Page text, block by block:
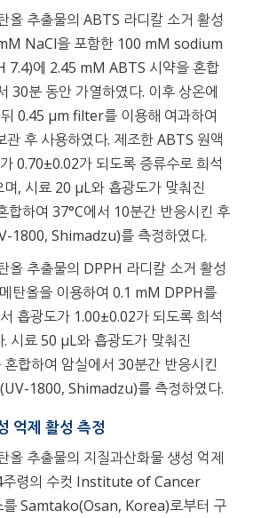
올 추출물의 ABTS 라디칼 소거 활성
NaCl을 포함한 100 mM sodium
에 2.45 mM ABTS 시약을 혼합
30분 동안 가열하였다. 이후 상온에
0.45 μm filter를 이용해 여과하여
관 후 사용하였다. 제조한 ABTS 원액
0.70±0.02가 되도록 증류수로 희석
, 시료 20 μL와 흡광도가 맞춰진
하여 37°C에서 10분간 반응시킨 후
1800, Shimadzu)를 측정하였다.
올 추출물의 DPPH 라디칼 소거 활성
탄올을 이용하여 0.1 mM DPPH를
흡광도가 1.00±0.02가 되도록 희석
시료 50 μL와 흡광도가 맞춰진
합하여 암실에서 30분간 반응시킨
1800, Shimadzu)를 측정하였다.
억제 활성 측정
올 추출물의 지질과산화물 생성 억제
주령의 수컷 Institute of Cancer
를 Samtako(Osan, Korea)로부터 구